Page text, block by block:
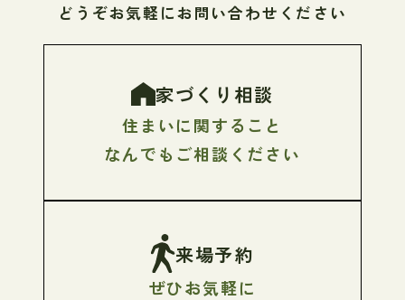
どうぞお気軽にお問い合わせください
家づくり相談
住まいに関すること
なんでもご相談ください
来場予約
ぜひお気軽に